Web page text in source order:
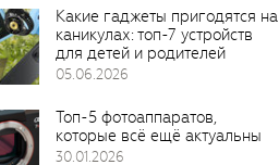
Какие гаджеты пригодятся на
каникулах: топ-7 устройств
для детей и родителей
05.06.2026
Топ-5 фотоаппаратов,
которые всё ещё актуальны
30.01.2026